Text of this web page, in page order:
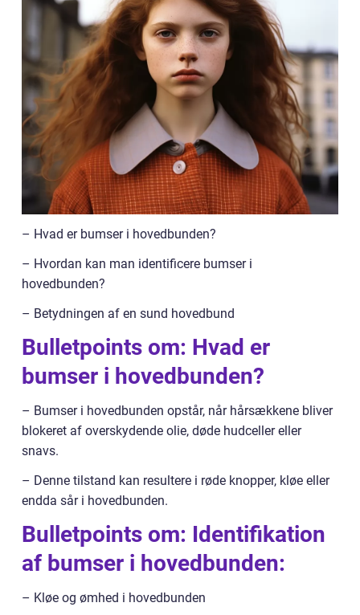
– Hvad er bumser i hovedbunden?
– Hvordan kan man identificere bumser i
hovedbunden?
– Betydningen af en sund hovedbund
Bulletpoints om: Hvad er
bumser i hovedbunden?
– Bumser i hovedbunden opstår, når hårsækkene bliver
blokeret af overskydende olie, døde hudceller eller
snavs.
– Denne tilstand kan resultere i røde knopper, kløe eller
endda sår i hovedbunden.
Bulletpoints om: Identifikation
af bumser i hovedbunden:
– Kløe og ømhed i hovedbunden